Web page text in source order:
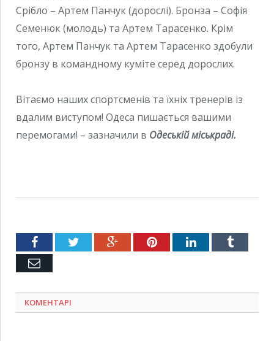
Срібло – Артем Панчук (дорослі). Бронза – Софія
Семенюк (молодь) та Артем Тарасенко. Крім
того, Артем Панчук та Артем Тарасенко здобули
бронзу в командному куміте серед дорослих.
Вітаємо наших спортсменів та їхніх тренерів із
вдалим виступом! Одеса пишається вашими
перемогами! – зазначили в Одеській міськраді.
FacebookTwitter Google+PinterestLinkedInTumblr
Емейл
КОМЕНТАРІ